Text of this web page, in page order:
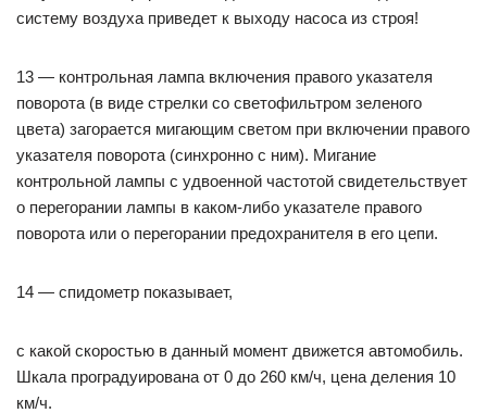
систему воздуха приведет к выходу насоса из строя!
13 — контрольная лампа включения правого указателя
поворота (в виде стрелки со светофильтром зеленого
цвета) загорается мигающим светом при включении правого
указателя поворота (синхронно с ним). Мигание
контрольной лампы с удвоенной частотой свидетельствует
о перегорании лампы в каком-либо указателе правого
поворота или о перегорании предохранителя в его цепи.
14 — спидометр показывает,
с какой скоростью в данный момент движется автомобиль.
Шкала проградуирована от 0 до 260 км/ч, цена деления 10
км/ч.